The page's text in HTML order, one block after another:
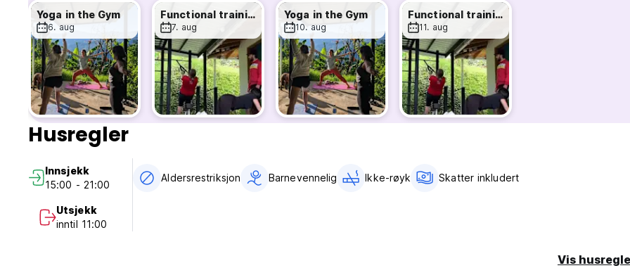
Sjekk ut før kl. 11.00 (senere er mulig på forespørsel)
Betaling ved ankomst med kontanter
Skatter inkludert
Frokost inkludert
Generell:
Resepsjonen fra kl. 07.00 til 22.00
Barn er velkommen fra 6 år. (Auto-translated from original language)
Yoga in the Gym
6. aug
Functional training
7. aug
Yoga in the Gym
10. aug
Functional training
11. aug
Husregler
Innsjekk
15:00 - 21:00
Utsjekk
inntil 11:00
Aldersrestriksjon Barnevennelig Ikke-røyk Skatter inkludert
Vis